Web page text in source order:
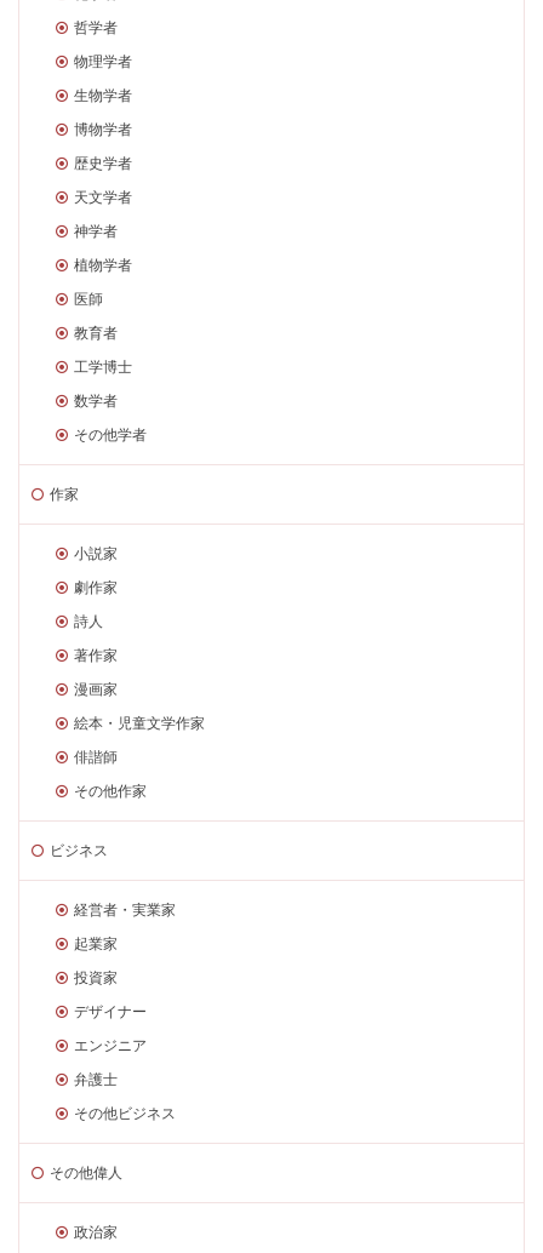
哲学者
物理学者
生物学者
博物学者
歴史学者
天文学者
神学者
植物学者
医師
教育者
工学博士
数学者
その他学者
作家
小説家
劇作家
詩人
著作家
漫画家
絵本・児童文学作家
俳諧師
その他作家
ビジネス
経営者・実業家
起業家
投資家
デザイナー
エンジニア
弁護士
その他ビジネス
その他偉人
政治家